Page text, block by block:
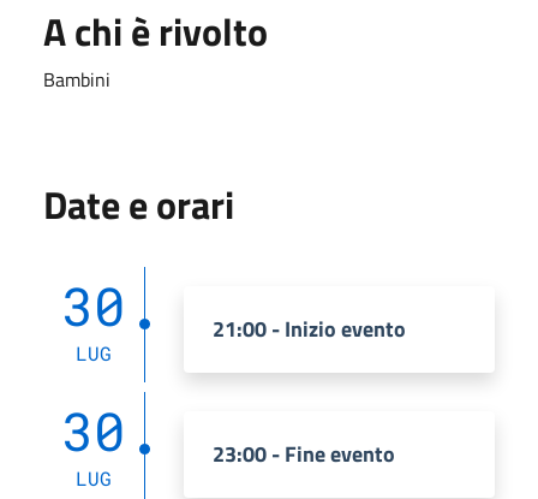
A chi è rivolto
Bambini
Date e orari
30
LUG
21:00 - Inizio evento
30
LUG
23:00 - Fine evento